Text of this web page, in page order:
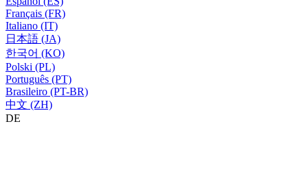
Français (FR)
Italiano (IT)
日本語 (JA)
한국어 (KO)
Polski (PL)
Português (PT)
Brasileiro (PT-BR)
中文 (ZH)
DE